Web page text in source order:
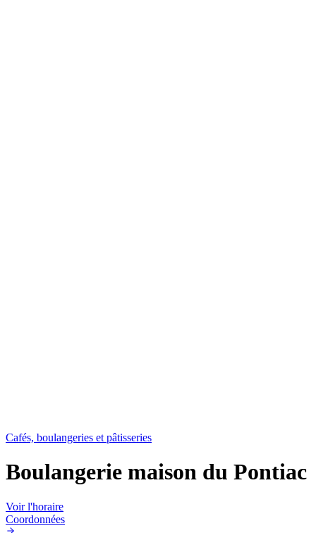
Cafés, boulangeries et pâtisseries
Boulangerie maison du Pontiac
Voir l'horaire
Coordonnées